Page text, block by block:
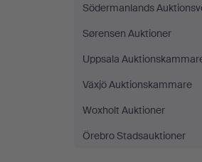
Södermanlands
Sørensen Auktioner
Uppsala
Växjö Auktionskammare
Woxholt Auktioner
Örebro Stadsauktioner